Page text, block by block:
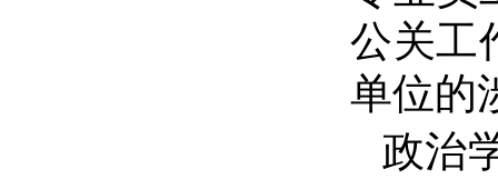
公关工
单位的
政治